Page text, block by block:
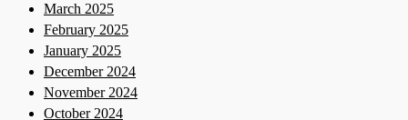
March 2025
February 2025
January 2025
December 2024
November 2024
October 2024